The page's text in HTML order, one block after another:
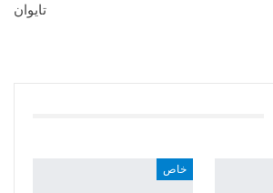
تايوان
خاص